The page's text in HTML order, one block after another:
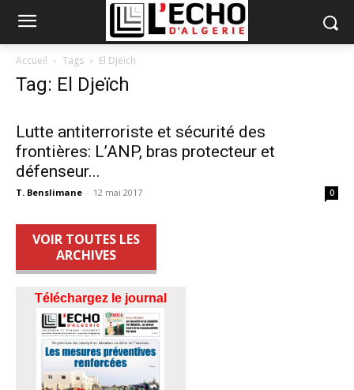
Accueil Tags El Djeïch
Tag: El Djeïch
Lutte antiterroriste et sécurité des
frontières: L’ANP, bras protecteur et
défenseur...
T. Benslimane - 12 mai 2017 0
VOIR TOUTES LES
ARCHIVES